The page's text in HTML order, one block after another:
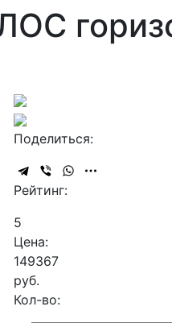
Поделиться:
Рейтинг:
5
Цена:
149367
руб.
Кол-во: